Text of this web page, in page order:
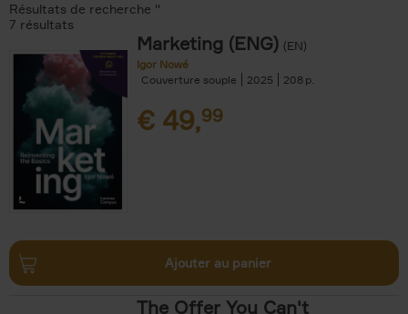
Résultats de recherche ''
7 résultats
Marketing (ENG) (EN)
Igor Nowé
Couverture souple
2025 208
€ 49,99
Ajouter au panier
The Offer You Can't